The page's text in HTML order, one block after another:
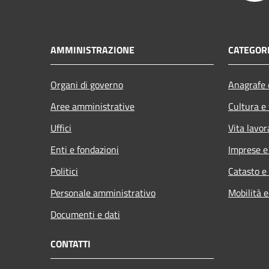
AMMINISTRAZIONE
Organi di governo
Aree amministrative
Uffici
Enti e fondazioni
Politici
Personale amministrativo
Documenti e dati
Cultura
Vita
Imprese
Catasto
Mobilità
CONTATTI